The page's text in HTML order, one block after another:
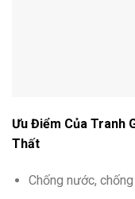
Ưu Điểm Của Tranh
Thất
Chống nước,